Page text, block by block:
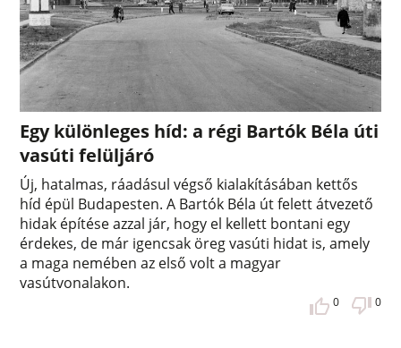
Egy különleges híd: a régi Bartók Béla úti
vasúti felüljáró
Új, hatalmas, ráadásul végső kialakításában kettős
híd épül Budapesten. A Bartók Béla út felett átvezető
hidak építése azzal jár, hogy el kellett bontani egy
érdekes, de már igencsak öreg vasúti hidat is, amely
a maga nemében az első volt a magyar
vasútvonalakon.
0 0